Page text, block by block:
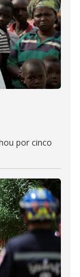
por cinco